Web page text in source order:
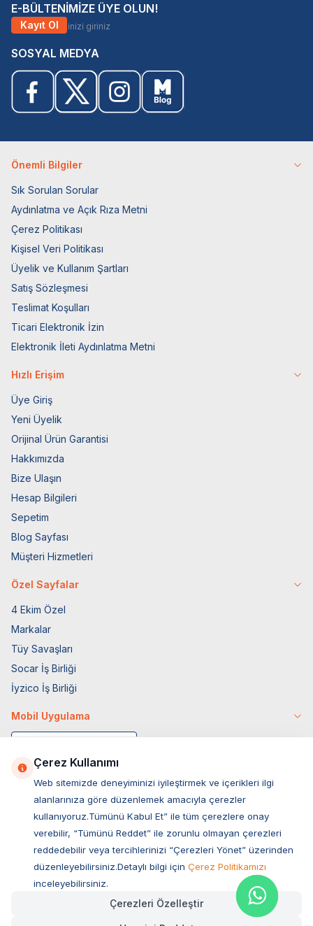
E-BÜLTENİMİZE ÜYE OLUN!
Kayıt Ol
SOSYAL MEDYA
Önemli Bilgiler
Sık Sorulan Sorular
Aydınlatma ve Açık Rıza Metni
Çerez Politikası
Kişisel Veri Politikası
Üyelik ve Kullanım Şartları
Satış Sözleşmesi
Teslimat Koşulları
Ticari Elektronik İzin
Elektronik İleti Aydınlatma Metni
Hızlı Erişim
Üye Giriş
Yeni Üyelik
Orijinal Ürün Garantisi
Hakkımızda
Bize Ulaşın
Hesap Bilgileri
Sepetim
Blog Sayfası
Müşteri Hizmetleri
Özel Sayfalar
4 Ekim Özel
Markalar
Tüy Savaşları
Socar İş Birliği
İyzico İş Birliği
Mobil Uygulama
Müşteri Hizmetleri
Sıkça Sorulan Sorular
Çerez Kullanımı
Web sitemizde deneyiminizi iyileştirmek ve içerikleri ilgi
alanlarınıza göre düzenlemek amacıyla çerezler
kullanıyoruz.Tümünü Kabul Et” ile tüm çerezlere onay
verebilir, “Tümünü Reddet” ile zorunlu olmayan çerezleri
reddedebilir veya tercihlerinizi “Çerezleri Yönet” üzerinden
düzenleyebilirsiniz.Detaylı bilgi için Çerez Politikamızı
inceleyebilirsiniz.
Çerezleri Özelleştir